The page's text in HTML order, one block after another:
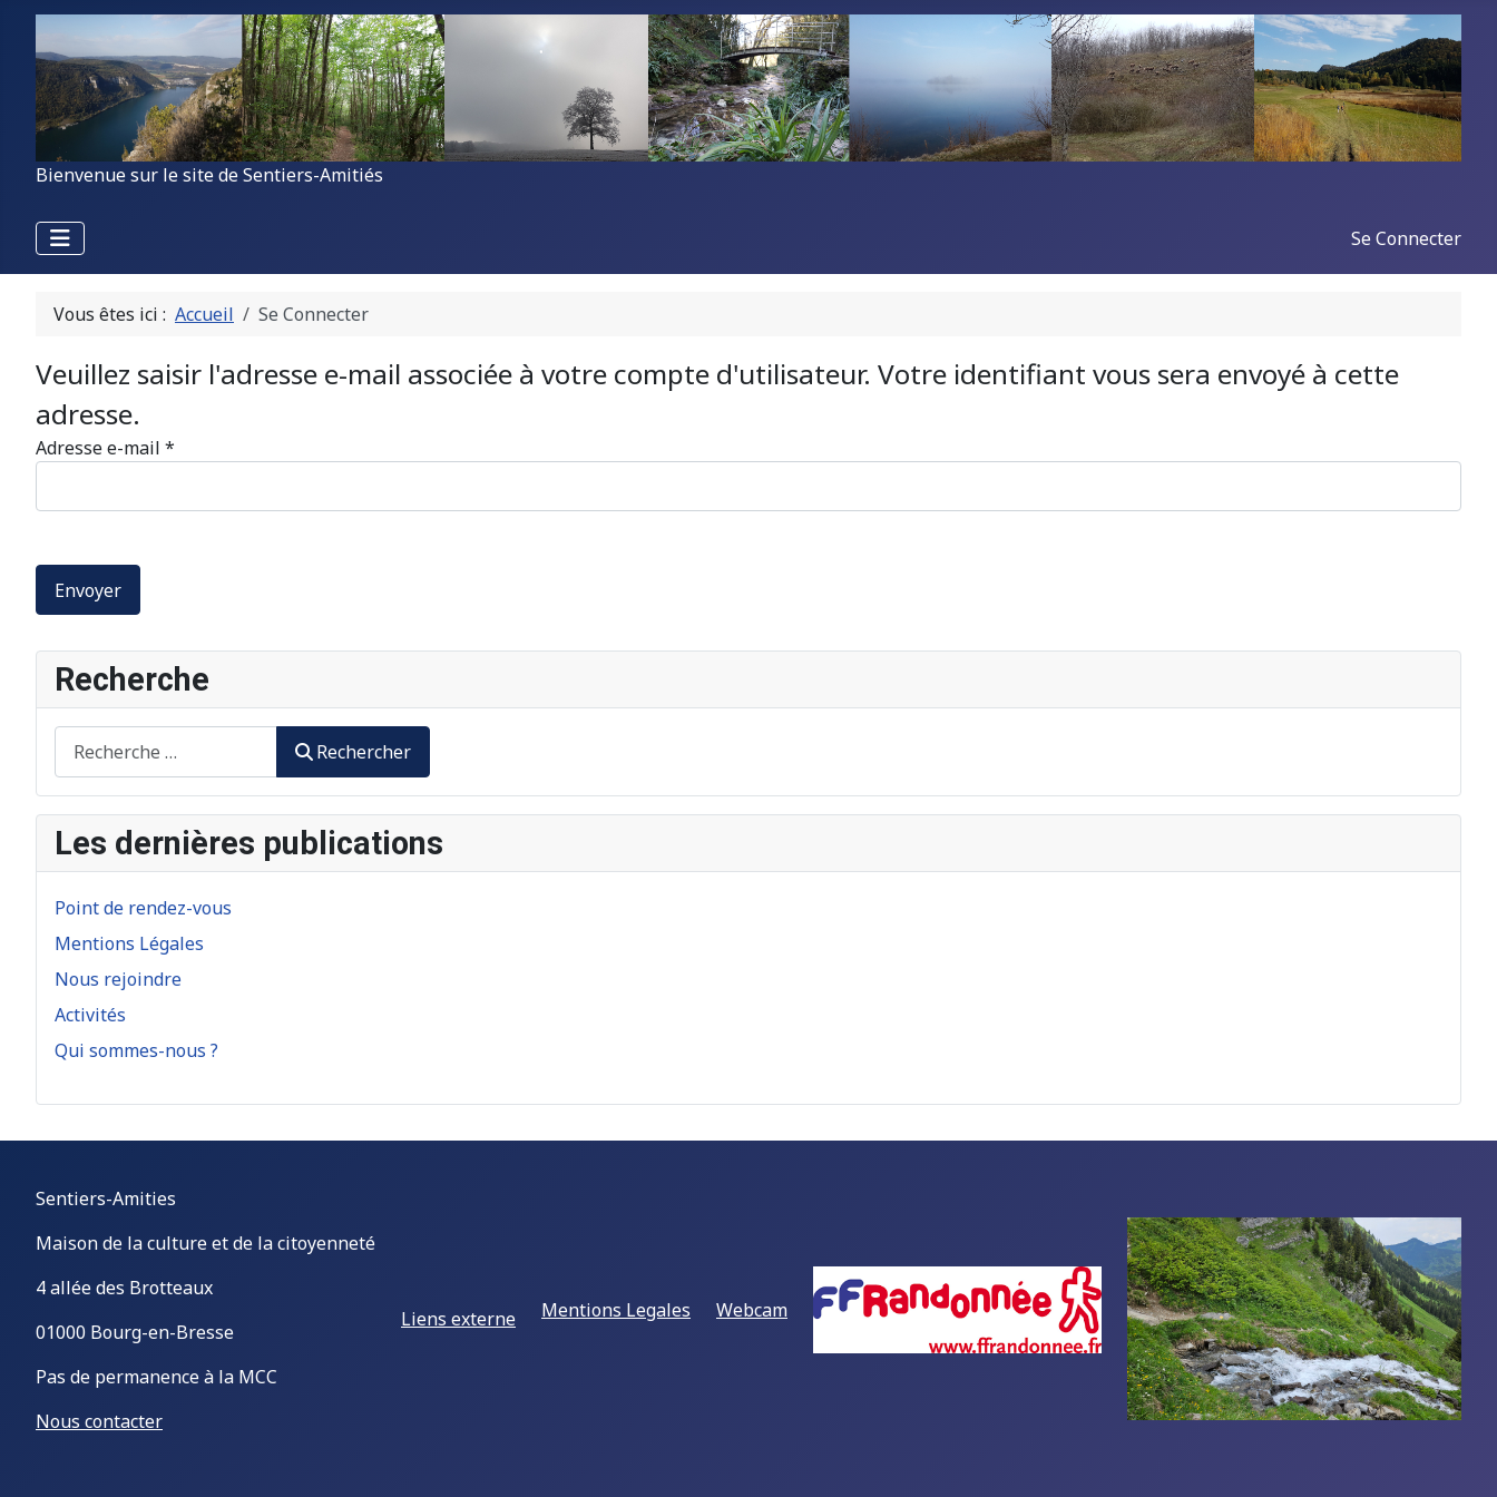
Bienvenue sur le site de Sentiers-Amitiés
Se Connecter
Vous êtes ici : Accueil Se Connecter
Veuillez saisir l'adresse e-mail associée à votre compte d'utilisateur. Votre identifiant vous sera envoyé à cette
adresse.
Adresse e-mail *
Envoyer
Recherche
Rechercher
Rechercher
Les dernières publications
Point de rendez-vous
Mentions Légales
Nous rejoindre
Activités
Qui sommes-nous ?
Sentiers-Amities
Maison de la culture et de la citoyenneté
4 allée des Brotteaux
01000 Bourg-en-Bresse
Pas de permanence à la MCC
Nous contacter
Liens externe Mentions Legales Webcam